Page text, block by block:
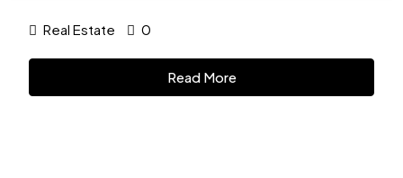
Real Estate 0
Read More